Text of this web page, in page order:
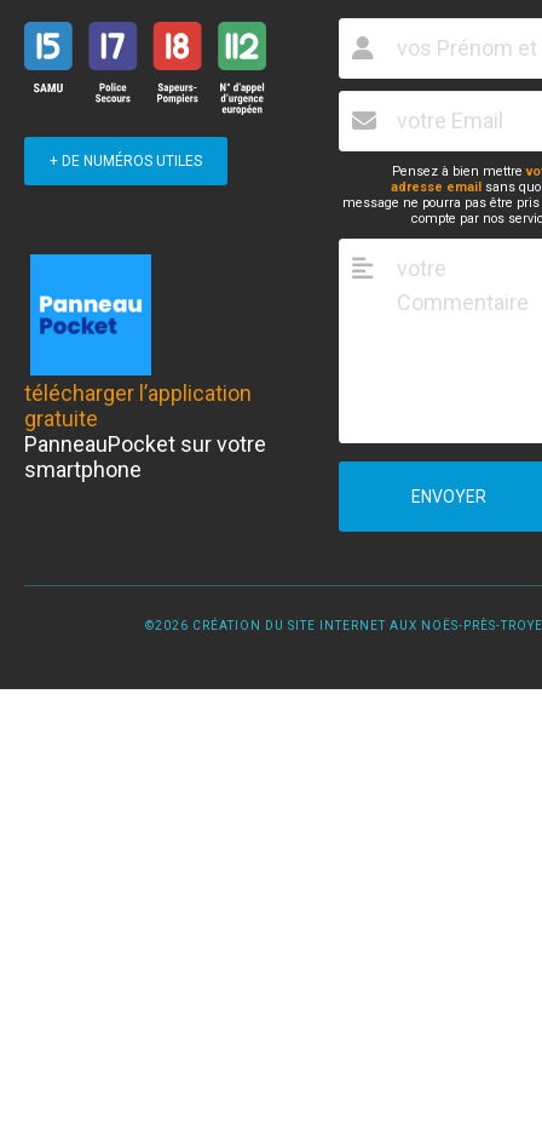
+ DE NUMÉROS UTILES
télécharger l’application
gratuite
PanneauPocket sur votre
smartphone
Pensez à bien mettre
adresse email sans
message ne pourra pas être
compte par nos
ENVOYER
©2026 CRÉATION DU SITE INTERNET AUX NOËS-PRÈS-